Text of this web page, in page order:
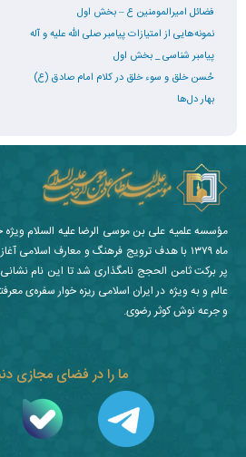
فضائل امیرالمومنین ع – بخش اول
نمونه‌هایی از امتیازات پیامبر صلی الله علیه و آله
پیامبر شناسی _ بخش اول
حُسن خلق و سوء خلق در کلام امام صادق (ع)
بهار دل‌ها
ما را در فضای مجازی
مؤسسه علمیه علی بن موسی الرضا علیه السلام ویژه
ماه ۱۳۷۹ با هدف ترویج فرهنگ و معارف اسلامی
پر برکت ثامن الحجج نامگذاری شد تا این نام
عالم و به ویژه در ایران اسلامی ریزه خوار سفره‌ی
و جرعه نوش کوثر رضوی.